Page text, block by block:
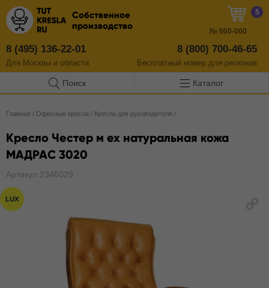
Собственное
производство
8 (495) 136-22-01
Для Москвы и области
8 (800) 700-46-65
Бесплатный номер для регионов
5
№ 000-000
Поиск Каталог
Главная / Офисные кресла / Кресла для руководителя /
Кресло Честер м ех натуральная кожа
МАДРАС 3020
Артикул 2346029
LUX